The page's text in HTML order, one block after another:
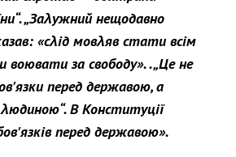
„Заλужний нещодавно
«сλід мовλяв стати всім
воювати за свободу». .„Це не
перед державою, а
В Конституції
перед державою».